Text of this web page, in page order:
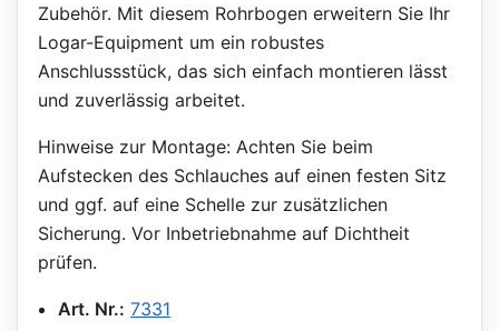
Zubehör. Mit diesem Rohrbogen erweitern Sie Ihr
Logar-Equipment um ein robustes
Anschlussstück, das sich einfach montieren lässt
und zuverlässig arbeitet.
Hinweise zur Montage: Achten Sie beim
Aufstecken des Schlauches auf einen festen Sitz
und ggf. auf eine Schelle zur zusätzlichen
Sicherung. Vor Inbetriebnahme auf Dichtheit
prüfen.
Art. Nr.: 7331